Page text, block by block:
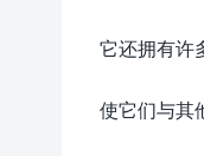
它还拥有许
使它们与其